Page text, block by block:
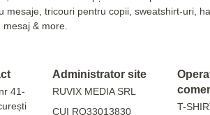
mesaje, tricouri pentru copii, sweatshirt-uri,
mesaj & more.
41-
Administrator site
RUVIX MEDIA SRL
CUI RO33013830
T-